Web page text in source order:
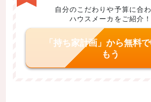
腰高窓
引き違い窓
折りたたみ窓
自分のこだわりや予算に合
ハウスメーカをご紹介！
「持ち家計画」から無料
もう